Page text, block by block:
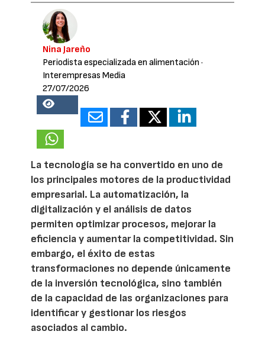
Nina Jareño
Periodista especializada en alimentación ·
Interempresas Media
27/07/2026
16284
La tecnología se ha convertido en uno de
los principales motores de la productividad
empresarial. La automatización, la
digitalización y el análisis de datos
permiten optimizar procesos, mejorar la
eficiencia y aumentar la competitividad. Sin
embargo, el éxito de estas
transformaciones no depende únicamente
de la inversión tecnológica, sino también
de la capacidad de las organizaciones para
identificar y gestionar los riesgos
asociados al cambio.